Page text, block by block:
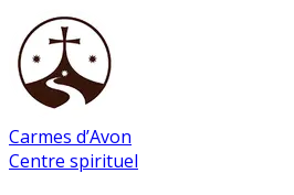
Carmes d’Avon
Centre spirituel